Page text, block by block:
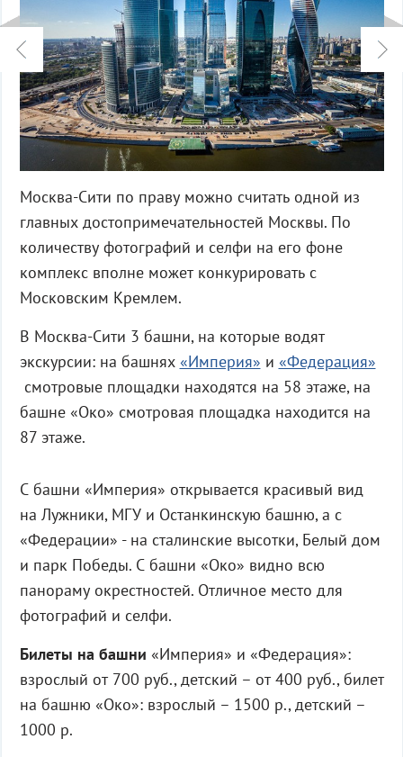
Москва-Сити по праву можно считать одной из
главных достопримечательностей Москвы. По
количеству фотографий и селфи на его фоне
комплекс вполне может конкурировать с
Московским Кремлем.
В Москва-Сити 3 башни, на которые водят
экскурсии: на башнях «Империя» и «Федерация»
смотровые площадки находятся на 58 этаже, на
башне «Око» смотровая площадка находится на
87 этаже.
С башни «Империя» открывается красивый вид
на Лужники, МГУ и Останкинскую башню, а с
«Федерации» - на сталинские высотки, Белый дом
и парк Победы. С башни «Око» видно всю
панораму окрестностей. Отличное место для
фотографий и селфи.
Билеты на башни «Империя» и «Федерация»:
взрослый от 700 руб., детский – от 400 руб., билет
на башню «Око»: взрослый – 1500 р., детский –
1000 р.